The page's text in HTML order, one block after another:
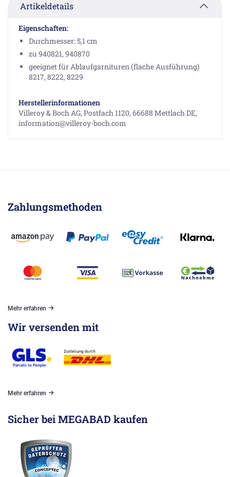
Artikeldetails
Eigenschaften:
Durchmesser: 5,1 cm
zu 940821, 940870
geeignet für Ablaufgarnituren (flache Ausführung)
8217, 8222, 8229
Herstellerinformationen
Villeroy & Boch AG, Postfach 1120, 66688 Mettlach DE,
information@villeroy-boch.com
Zahlungsmethoden
Mehr erfahren
Wir versenden mit
Mehr erfahren
Sicher bei MEGABAD kaufen